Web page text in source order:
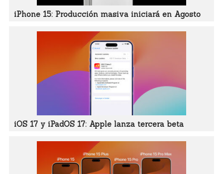
iPhone 15: Producción masiva iniciará en Agosto
iOS 17 y iPadOS 17: Apple lanza tercera beta